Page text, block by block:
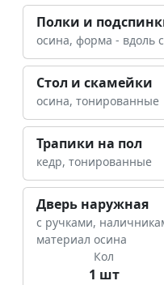
Полки и
осина, форма - вдоль
Стол и скамейки
осина, тонированные
Трапики на пол
кедр, тонированные
Дверь наружная
с ручками,
материал осина
Кол
1 шт